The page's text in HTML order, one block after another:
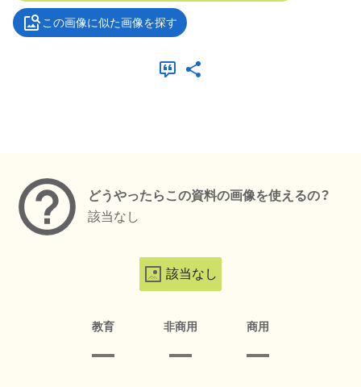
この画像に似た画像を探す
どうやったらこの資料の画像を使えるの？
該当なし
該当なし
教育 非商用 商用